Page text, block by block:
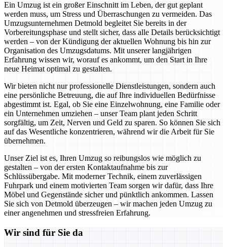
Ein Umzug ist ein großer Einschnitt im Leben, der gut geplant
werden muss, um Stress und Überraschungen zu vermeiden. Das
Umzugsunternehmen Detmold begleitet Sie bereits in der
Vorbereitungsphase und stellt sicher, dass alle Details berücksichtigt
werden – von der Kündigung der aktuellen Wohnung bis hin zur
Organisation des Umzugsdatums. Mit unserer langjährigen
Erfahrung wissen wir, worauf es ankommt, um den Start in Ihre
neue Heimat optimal zu gestalten.
Wir bieten nicht nur professionelle Dienstleistungen, sondern auch
eine persönliche Betreuung, die auf Ihre individuellen Bedürfnisse
abgestimmt ist. Egal, ob Sie eine Einzelwohnung, eine Familie oder
ein Unternehmen umziehen – unser Team plant jeden Schritt
sorgfältig, um Zeit, Nerven und Geld zu sparen. So können Sie sich
auf das Wesentliche konzentrieren, während wir die Arbeit für Sie
übernehmen.
Unser Ziel ist es, Ihren Umzug so reibungslos wie möglich zu
gestalten – von der ersten Kontaktaufnahme bis zur
Schlüssübergabe. Mit moderner Technik, einem zuverlässigen
Fuhrpark und einem motivierten Team sorgen wir dafür, dass Ihre
Möbel und Gegenstände sicher und pünktlich ankommen. Lassen
Sie sich von Detmold überzeugen – wir machen jeden Umzug zu
einer angenehmen und stressfreien Erfahrung.
Wir sind für Sie da